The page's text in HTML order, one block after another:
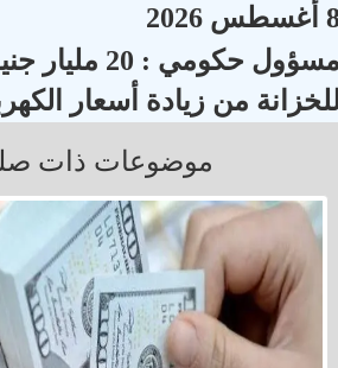
2026
مسؤول حكومي : 20
من زيادة أسعار
موضوعات ذات